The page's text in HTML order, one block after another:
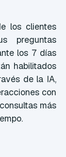
los clientes
preguntas
los 7 días
habilitados
de la IA,
con
más